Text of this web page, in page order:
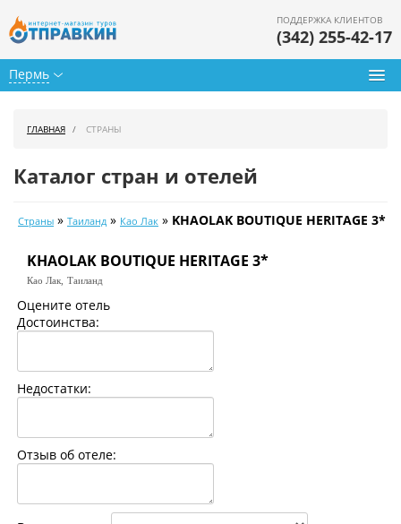
Пермь
ПОДДЕРЖКА КЛИЕНТОВ
(342) 255-42-17
Календарь туров
Цены дня
Страны
ГЛАВНАЯ СТРАНЫ
Каталог стран и отелей
Страны » Таиланд » Као Лак » KHAOLAK BOUTIQUE HERITAGE 3*
KHAOLAK BOUTIQUE HERITAGE 3*
Као Лак, Таиланд
Оцените отель
Достоинства:
Недостатки:
Отзыв об отеле: